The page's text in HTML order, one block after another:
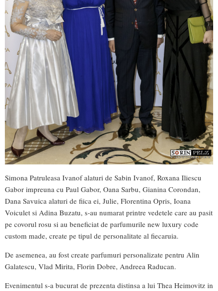
Simona Patruleasa Ivanof alaturi de Sabin Ivanof, Roxana Iliescu
Gabor impreuna cu Paul Gabor, Oana Sarbu, Gianina Corondan,
Dana Savuica alaturi de fiica ei, Julie, Florentina Opris, Ioana
Voiculet si Adina Buzatu, s-au numarat printre vedetele care au pasit
pe covorul rosu si au beneficiat de parfumurile new luxury code
custom made, create pe tipul de personalitate al fiecaruia.
De asemenea, au fost create parfumuri personalizate pentru Alin
Galatescu, Vlad Mirita, Florin Dobre, Andreea Raducan.
Evenimentul s-a bucurat de prezenta distinsa a lui Thea Heimovitz in